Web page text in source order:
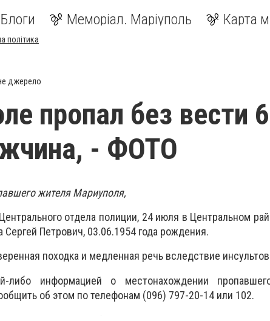
Блоги Меморіал. Маріуполь Карта
політика
джерело
пропал без вести
- ФОТО
жителя Мариуполя,
отдела полиции, 24 июля в Центральном
Петрович, 03.06.1954 года рождения.
походка и медленная речь вследствие
либо информацией о местонахождении
об этом по телефонам (096) 797-20-14 или 102.